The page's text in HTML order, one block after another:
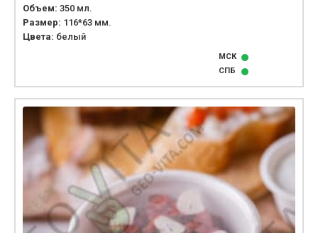
Объем: 350 мл.
Размер: 116*63 мм.
Цвета: белый
МСК
СПБ